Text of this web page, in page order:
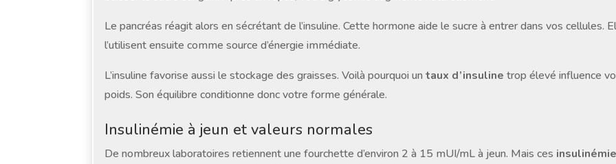
Le pancréas réagit alors en sécrétant de l’insuline. Cette hormone aide le sucre à entrer dans vos cellules.
l’utilisent ensuite comme source d’énergie immédiate.
L’insuline favorise aussi le stockage des graisses. Voilà pourquoi un taux d’insuline trop élevé influence
poids. Son équilibre conditionne donc votre forme générale.
Insulinémie à jeun et valeurs normales
De nombreux laboratoires retiennent une fourchette d’environ 2 à 15 mUI/mL à jeun. Mais ces